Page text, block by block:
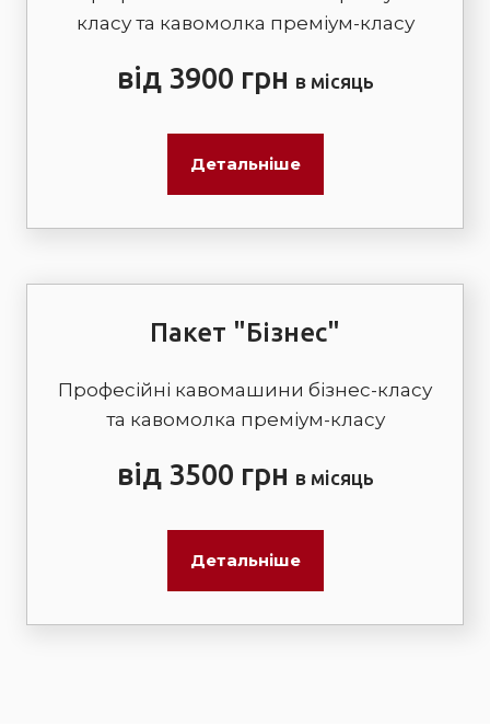
класу та кавомолка преміум-класу
від 3900 грн в місяць
Детальніше
Пакет "Бізнес"
Професійні кавомашини бізнес-класу
та кавомолка преміум-класу
від 3500 грн в місяць
Детальніше